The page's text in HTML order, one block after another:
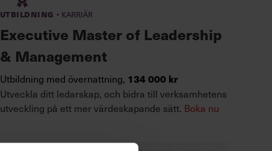
Utbildning · Karriär
Executive Master of Leadership
& Management
Utbildning med övernattning, 134 000 kr
Utveckla ditt ledarskap, och bidra till verksamhetens
utveckling på ett mer värdeskapande sätt. Boka nu